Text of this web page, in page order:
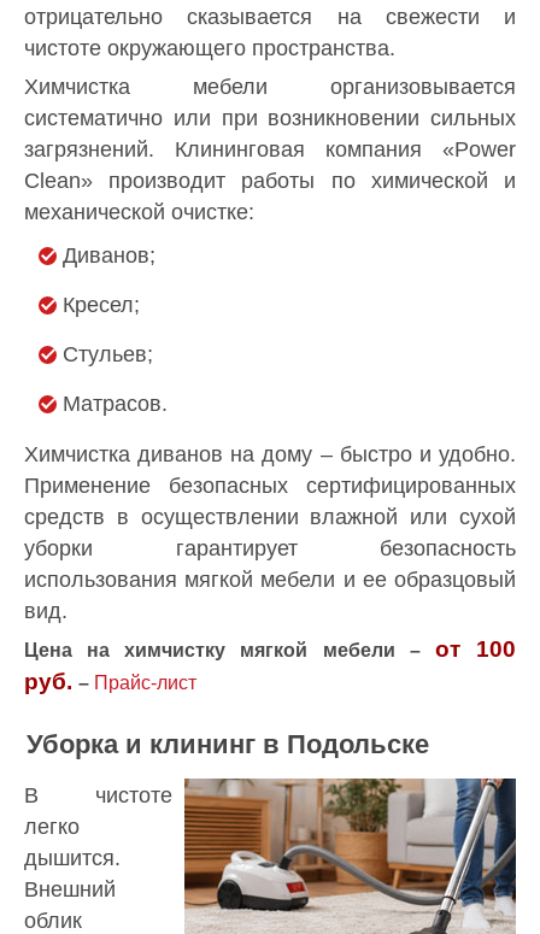
отрицательно сказывается на свежести и
чистоте окружающего пространства.
Химчистка мебели организовывается
систематично или при возникновении сильных
загрязнений. Клининговая компания «Power
Clean» производит работы по химической и
механической очистке:
Диванов;
Кресел;
Стульев;
Матрасов.
Химчистка диванов на дому – быстро и удобно.
Применение безопасных сертифицированных
средств в осуществлении влажной или сухой
уборки гарантирует безопасность
использования мягкой мебели и ее образцовый
вид.
Цена на химчистку мягкой мебели – от 100
руб. – Прайс-лист
Уборка и клининг в Подольске
В чистоте
легко
дышится.
Внешний
облик